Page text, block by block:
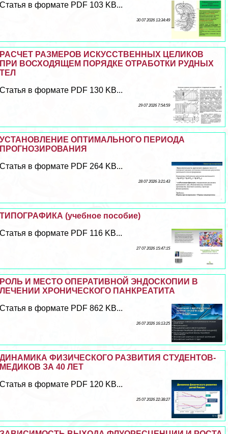
Статья в формате PDF 103 KB...
30 07 2026 13:34:49
РАСЧЕТ РАЗМЕРОВ ИСКУССТВЕННЫХ ЦЕЛИКОВ
ПРИ ВОСХОДЯЩЕМ ПОРЯДКЕ ОТРАБОТКИ РУДНЫХ
ТЕЛ
Статья в формате PDF 130 KB...
29 07 2026 7:54:59
УСТАНОВЛЕНИЕ ОПТИМАЛЬНОГО ПЕРИОДА
ПРОГНОЗИРОВАНИЯ
Статья в формате PDF 264 KB...
28 07 2026 3:21:43
ТИПОГРАФИКА (учебное пособие)
Статья в формате PDF 116 KB...
27 07 2026 15:47:15
РОЛЬ И МЕСТО ОПЕРАТИВНОЙ ЭНДОСКОПИИ В
ЛЕЧЕНИИ ХРОНИЧЕСКОГО ПАНКРЕАТИТА
Статья в формате PDF 862 KB...
26 07 2026 16:13:25
ДИНАМИКА ФИЗИЧЕСКОГО РАЗВИТИЯ СТУДЕНТОВ-
МЕДИКОВ ЗА 40 ЛЕТ
Статья в формате PDF 120 KB...
25 07 2026 22:38:27